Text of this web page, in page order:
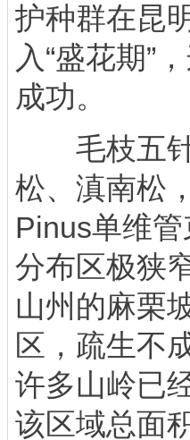
护种群在昆
入“盛花期”
成功。
毛枝五
松、滇南松
Pinus单维
分布区极狭
山州的麻栗
区，疏生不
许多山岭已
该区域总面